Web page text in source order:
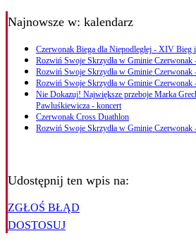
Najnowsze w: kalendarz
Czerwonak Biega dla Niepodległej - XIV Bieg
Rozwiń Swoje Skrzydła w Gminie
Rozwiń Swoje Skrzydła w Gminie Czerwonak
Rozwiń Swoje Skrzydła w Gminie
Nie Dokazuj! Największe przeboje Marka
Pawluśkiewicza - koncert
Czerwonak Cross Duathlon
Rozwiń Swoje Skrzydła w Gminie Czerwonak
Udostępnij ten wpis na:
ZGŁOŚ BŁĄD
DOSTOSUJ